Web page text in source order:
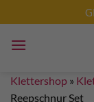
Inhalt
springen
Klettershop »
Reepschnur Set